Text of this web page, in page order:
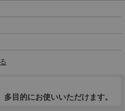
目的にお使いいただけます。